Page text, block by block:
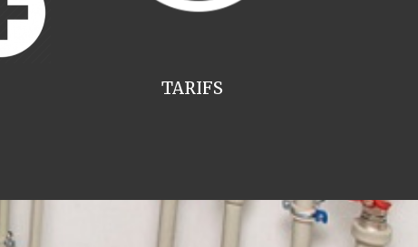
TARIFS